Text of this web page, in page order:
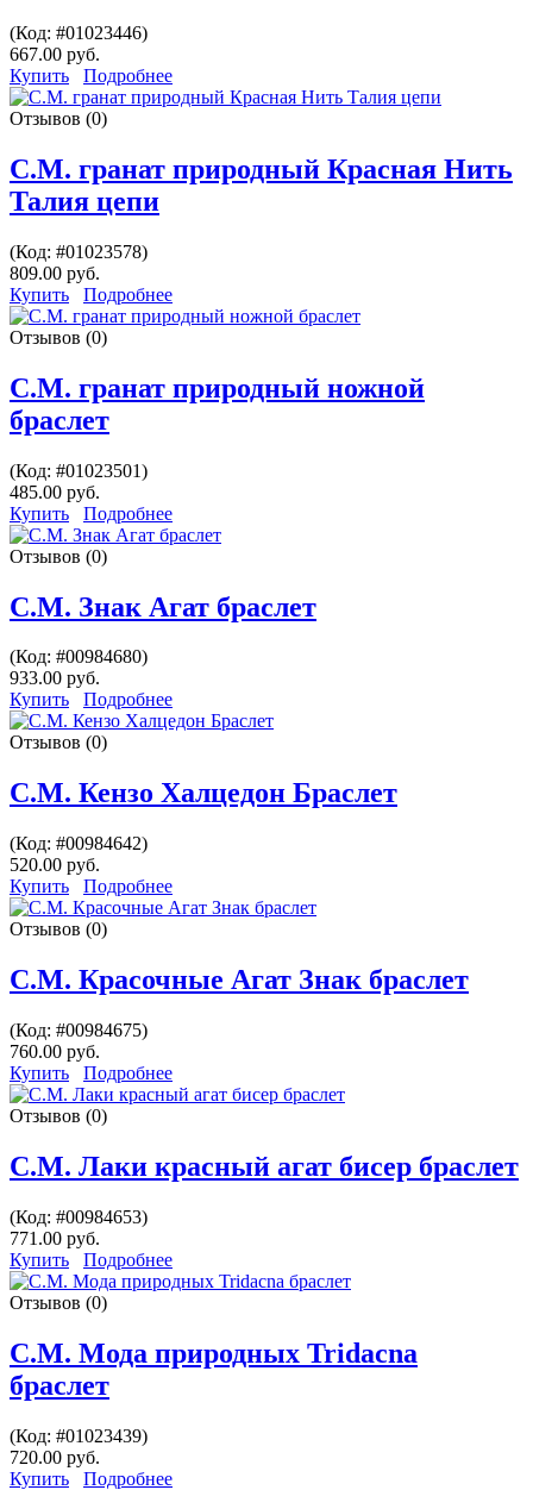
(Код: #01023446)
667.00 руб.
Купить
Подробнее
Отзывов (0)
С.М. гранат природный Красная Нить
Талия цепи
(Код: #01023578)
809.00 руб.
Купить
Подробнее
Отзывов (0)
С.М. гранат природный ножной
браслет
(Код: #01023501)
485.00 руб.
Купить
Подробнее
Отзывов (0)
С.М. Знак Агат браслет
(Код: #00984680)
933.00 руб.
Купить
Подробнее
Отзывов (0)
С.М. Кензо Халцедон Браслет
(Код: #00984642)
520.00 руб.
Купить
Подробнее
Отзывов (0)
С.М. Красочные Агат Знак браслет
(Код: #00984675)
760.00 руб.
Купить
Подробнее
Отзывов (0)
С.М. Лаки красный агат бисер браслет
(Код: #00984653)
771.00 руб.
Купить
Подробнее
Отзывов (0)
С.М. Мода природных Tridacna
браслет
(Код: #01023439)
720.00 руб.
Купить
Подробнее